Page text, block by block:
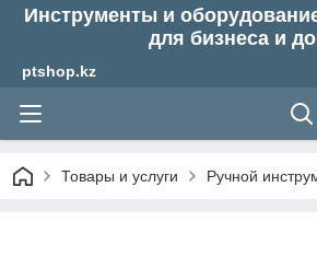
Инструменты и
для бизнеса и
ptshop.kz
Товары и услуги Ручной